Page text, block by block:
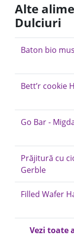
Alte
Dulciuri
Baton bio
Bett’r cookie
Go Bar -
Prăjitură cu
Gerble
Filled Wafer
Vezi toate